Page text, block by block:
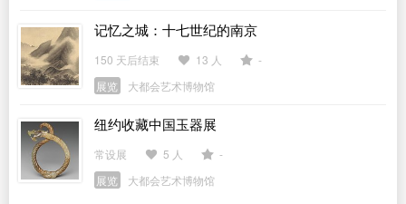
记忆之城：十七世纪的南京
150 天后结束 13 人
-
展览
大都会艺术博物馆
纽约收藏中国玉器展
常设展 5 人
-
展览
大都会艺术博物馆